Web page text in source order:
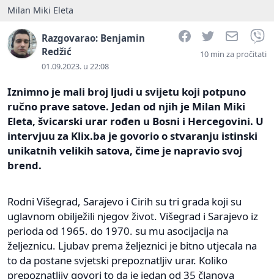
Milan Miki Eleta
Razgovarao: Benjamin
Redžić
01.09.2023. u 22:08
Facebook
TwitterEmail
10 min za pročitati
Iznimno je mali broj ljudi u svijetu koji potpuno
ručno prave satove. Jedan od njih je Milan Miki
Eleta, švicarski urar rođen u Bosni i Hercegovini. U
intervjuu za Klix.ba je govorio o stvaranju istinski
unikatnih velikih satova, čime je napravio svoj
brend.
Rodni Višegrad, Sarajevo i Cirih su tri grada koji su
uglavnom obilježili njegov život. Višegrad i Sarajevo iz
perioda od 1965. do 1970. su mu asocijacija na
željeznicu. Ljubav prema željeznici je bitno utjecala na
to da postane svjetski prepoznatljiv urar. Koliko
prepoznatljiv govori to da je jedan od 35 članova